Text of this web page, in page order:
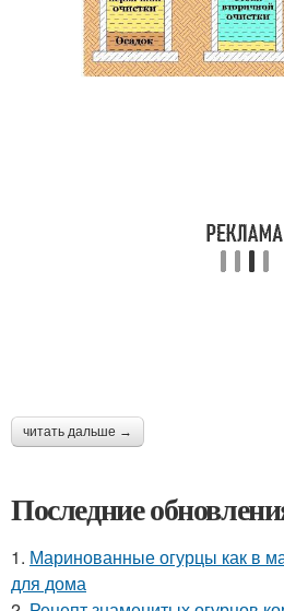
читать дальше →
Последние
1. Маринованные огурцы как в
для дома